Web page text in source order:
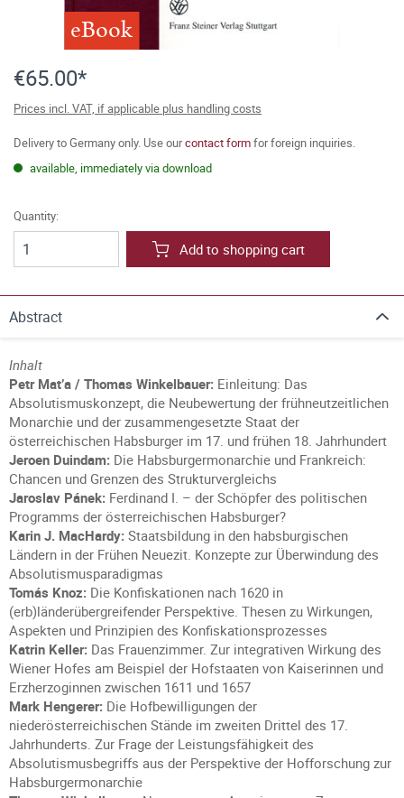
eBook
€65.00*
Prices incl. VAT, if applicable plus handling costs
Delivery to Germany only. Use ourcontact formfor foreign inquiries.
available, immediately via download
Quantity:
Add to shopping cart
Abstract
Inhalt
Petr Mat’a / Thomas Winkelbauer: Einleitung: Das
Absolutismuskonzept, die Neubewertung der frühneutzeitlichen
Monarchie und der zusammengesetzte Staat der
österreichischen Habsburger im 17. und frühen 18. Jahrhundert
Jeroen Duindam: Die Habsburgermonarchie und Frankreich:
Chancen und Grenzen des Strukturvergleichs
Jaroslav Pánek: Ferdinand I. – der Schöpfer des politischen
Programms der österreichischen Habsburger?
Karin J. MacHardy: Staatsbildung in den habsburgischen
Ländern in der Frühen Neuezit. Konzepte zur Überwindung des
Absolutismusparadigmas
Tomás Knoz: Die Konfiskationen nach 1620 in
(erb)länderübergreifender Perspektive. Thesen zu Wirkungen,
Aspekten und Prinzipien des Konfiskationsprozesses
Katrin Keller: Das Frauenzimmer. Zur integrativen Wirkung des
Wiener Hofes am Beispiel der Hofstaaten von Kaiserinnen und
Erzherzoginnen zwischen 1611 und 1657
Mark Hengerer: Die Hofbewilligungen der
niederösterreichischen Stände im zweiten Drittel des 17.
Jahrhunderts. Zur Frage der Leistungsfähigkeit des
Absolutismusbegriffs aus der Perspektive der Hofforschung zur
Habsburgermonarchie